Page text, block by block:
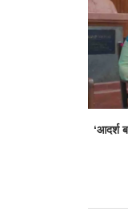
‘आदर्श